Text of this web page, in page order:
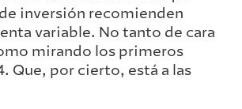
inversión recomienden
variable. No tanto de cara
mirando los primeros
Que, por cierto, está a las